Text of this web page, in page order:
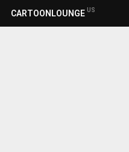
CARTOONLOUNGE US